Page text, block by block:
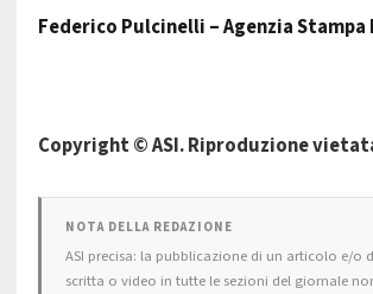
Federico Pulcinelli – Agenzia
Copyright © ASI. Riproduzione
NOTA DELLA REDAZIONE
ASI precisa: la pubblicazione di un articolo e/o
scritta o video in tutte le sezioni del giornale